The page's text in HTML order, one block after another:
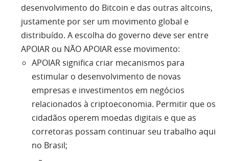
desenvolvimento do Bitcoin e das outras altcoins,
justamente por ser um movimento global e
distribuído. A escolha do governo deve ser entre
APOIAR ou NÃO APOIAR esse movimento:
APOIAR significa criar mecanismos para
estimular o desenvolvimento de novas
empresas e investimentos em negócios
relacionados à criptoeconomia. Permitir que os
cidadãos operem moedas digitais e que as
corretoras possam continuar seu trabalho aqui
no Brasil;